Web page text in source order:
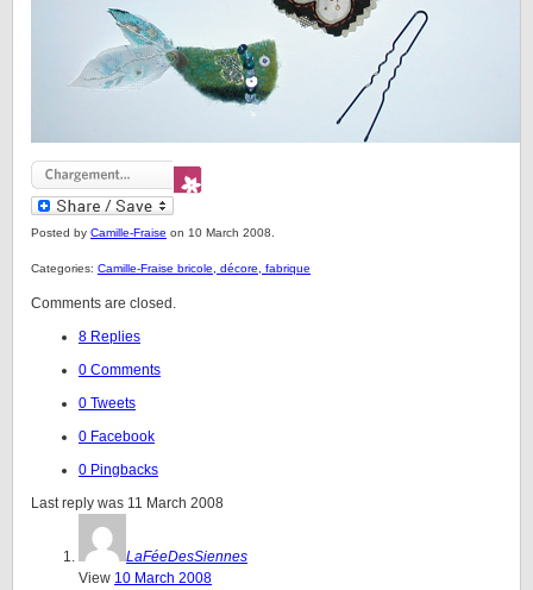
Posted by Camille-Fraise on 10 March 2008.
Categories: Camille-Fraise bricole, décore, fabrique
Comments are closed.
8 Replies
0 Comments
0 Tweets
0 Facebook
0 Pingbacks
Last reply was 11 March 2008
LaFéeDesSiennes
View 10 March 2008